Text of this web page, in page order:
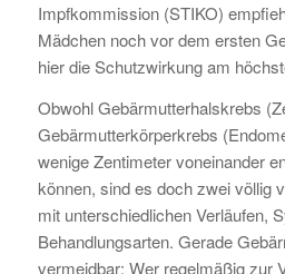
Impfkommission (STIKO)
Mädchen noch vor dem ersten
hier die Schutzwirkung am
Obwohl Gebärmutterhalskrebs
Gebärmutterkörperkrebs
wenige Zentimeter voneinander
können, sind es doch zwei völlig
mit unterschiedlichen Verläufen,
Behandlungsarten. Gerade
vermeidbar: Wer regelmäßig zur